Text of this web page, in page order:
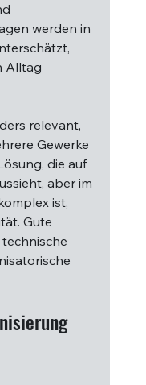
werden in
Alltag
relevant,
Gewerke
die auf
aber im
ist,
Gute